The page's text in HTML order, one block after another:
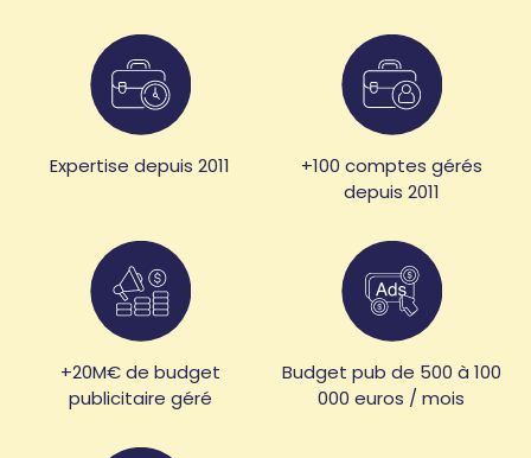
Expertise depuis 2011
+100 comptes gérés
depuis 2011
+20M€ de budget
publicitaire géré
Budget pub de 500 à 100
000 euros / mois